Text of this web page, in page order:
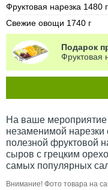
Фруктовая нарезка 1480 г
Свежие овощи 1740 г
Подарок
Фруктовая
На ваше
незаменимой
полезной фруктовой
сыров с грецким
самых популярных
Внимание! Фото товара на